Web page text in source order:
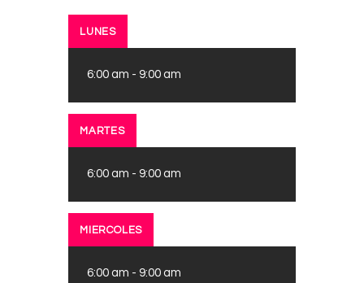
LUNES
6:00 am - 9:00 am
MARTES
6:00 am - 9:00 am
MIERCOLES
6:00 am - 9:00 am